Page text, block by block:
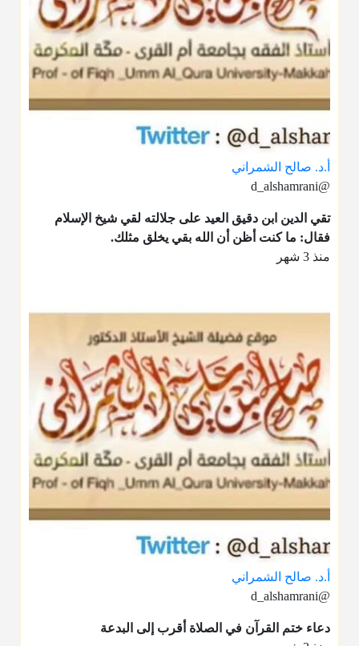
أ.د. صالح الشمراني
@d_alshamrani
تقي الدين ابن دقيق العيد على جلالته لقي شيخ الإسلام
فقال: ما كنت أظن أن الله بقي يخلق مثلك.
منذ 3 شهر
أ.د. صالح الشمراني
@d_alshamrani
دعاء ختم القرآن في الصلاة أقرب إلى البدعة